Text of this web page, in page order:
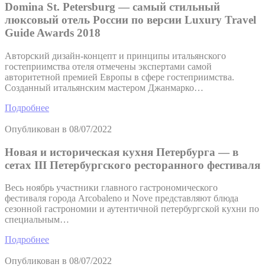
Domina St. Petersburg — самый стильный
люксовый отель России по версии Luxury Travel
Guide Awards 2018
Авторский дизайн-концепт и принципы итальянского
гостеприимства отеля отмечены экспертами самой
авторитетной премией Европы в сфере гостеприимства.
Созданный итальянским мастером Джанмарко…
Подробнее
Опубликован в 08/07/2022
Новая и историческая кухня Петербурга — в
сетах III Петербургского ресторанного фестиваля
Весь ноябрь участники главного гастрономического
фестиваля города Arcobaleno и Nove представляют блюда
сезонной гастрономии и аутентичной петербургской кухни по
специальным…
Подробнее
Опубликован в 08/07/2022